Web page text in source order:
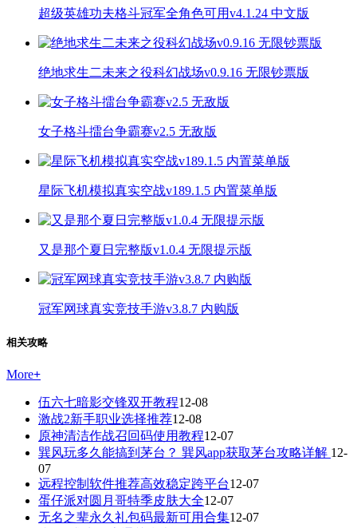
超级英雄功夫格斗冠军全角色可用v4.1.24 中文版
绝地求生二未来之役科幻战场v0.9.16 无限钞票版
女子格斗擂台争霸赛v2.5 无敌版
星际飞机模拟真实空战v189.1.5 内置菜单版
又是那个夏日完整版v1.0.4 无限提示版
冠军网球真实竞技手游v3.8.7 内购版
相关攻略
More+
伍六七暗影交锋双开教程12-08
激战2新手职业选择推荐12-08
原神清洁作战召回码使用教程12-07
巽风玩多久能搞到茅台？ 巽风app获取茅台攻略详解 12-
07
远程控制软件推荐高效稳定跨平台12-07
蛋仔派对圆月哥特季皮肤大全12-07
无名之辈永久礼包码最新可用合集12-07